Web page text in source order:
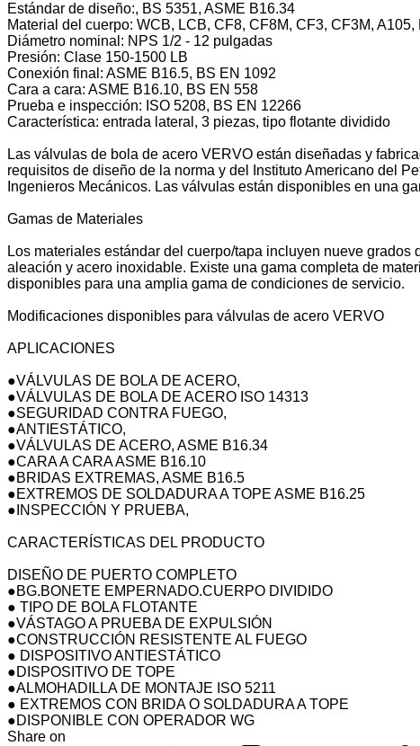
Estándar de diseño:, BS 5351, ASME B16.34
Material del cuerpo: WCB, LCB, CF8, CF8M, CF3, CF3M,
Diámetro nominal: NPS 1/2 - 12 pulgadas
Presión: Clase 150-1500 LB
Conexión final: ASME B16.5, BS EN 1092
Cara a cara: ASME B16.10, BS EN 558
Prueba e inspección: ISO 5208, BS EN 12266
Característica: entrada lateral, 3 piezas, tipo flotante dividido
Las válvulas de bola de acero VERVO están diseñadas y
requisitos de diseño de la norma y del Instituto Americano del
Ingenieros Mecánicos. Las válvulas están disponibles en una
Gamas de Materiales
Los materiales estándar del cuerpo/tapa incluyen nueve
aleación y acero inoxidable. Existe una gama completa de
disponibles para una amplia gama de condiciones de servicio.
Modificaciones disponibles para válvulas de acero VERVO
APLICACIONES
●VÁLVULAS DE BOLA DE ACERO,
●VÁLVULAS DE BOLA DE ACERO ISO 14313
●SEGURIDAD CONTRA FUEGO,
●ANTIESTÁTICO,
●VÁLVULAS DE ACERO, ASME B16.34
●CARA A CARA ASME B16.10
●BRIDAS EXTREMAS, ASME B16.5
●EXTREMOS DE SOLDADURA A TOPE ASME B16.25
●INSPECCIÓN Y PRUEBA,
CARACTERÍSTICAS DEL PRODUCTO
DISEÑO DE PUERTO COMPLETO
●BG.BONETE EMPERNADO.CUERPO DIVIDIDO
● TIPO DE BOLA FLOTANTE
●VÁSTAGO A PRUEBA DE EXPULSIÓN
●CONSTRUCCIÓN RESISTENTE AL FUEGO
● DISPOSITIVO ANTIESTÁTICO
●DISPOSITIVO DE TOPE
●ALMOHADILLA DE MONTAJE ISO 5211
● EXTREMOS CON BRIDA O SOLDADURA A TOPE
●DISPONIBLE CON OPERADOR WG
Share on